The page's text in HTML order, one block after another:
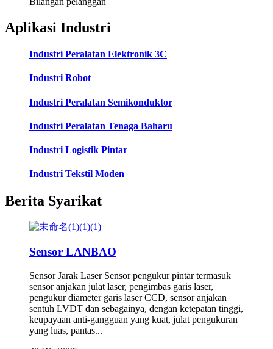
Aplikasi Industri
Industri Peralatan Elektronik 3C
Industri Robot
Industri Peralatan Semikonduktor
Industri Peralatan Tenaga Baharu
Industri Logistik Pintar
Industri Tekstil Moden
Berita Syarikat
Sensor LANBAO
Sensor Jarak Laser Sensor pengukur pintar termasuk
sensor anjakan julat laser, pengimbas garis laser,
pengukur diameter garis laser CCD, sensor anjakan
sentuh LVDT dan sebagainya, dengan ketepatan tinggi,
keupayaan anti-gangguan yang kuat, julat pengukuran
yang luas, pantas...